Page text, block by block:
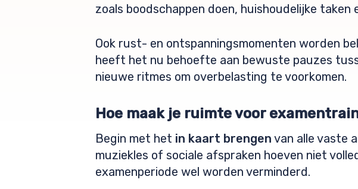
zoals boodschappen doen, huishoudelijke
Ook rust- en ontspanningsmomenten worden
heeft het nu behoefte aan bewuste pauzes
nieuwe ritmes om overbelasting te voorkomen.
Hoe maak je ruimte voor
Begin met het in kaart brengen van alle vaste
muziekles of sociale afspraken hoeven niet
examenperiode wel worden verminderd.